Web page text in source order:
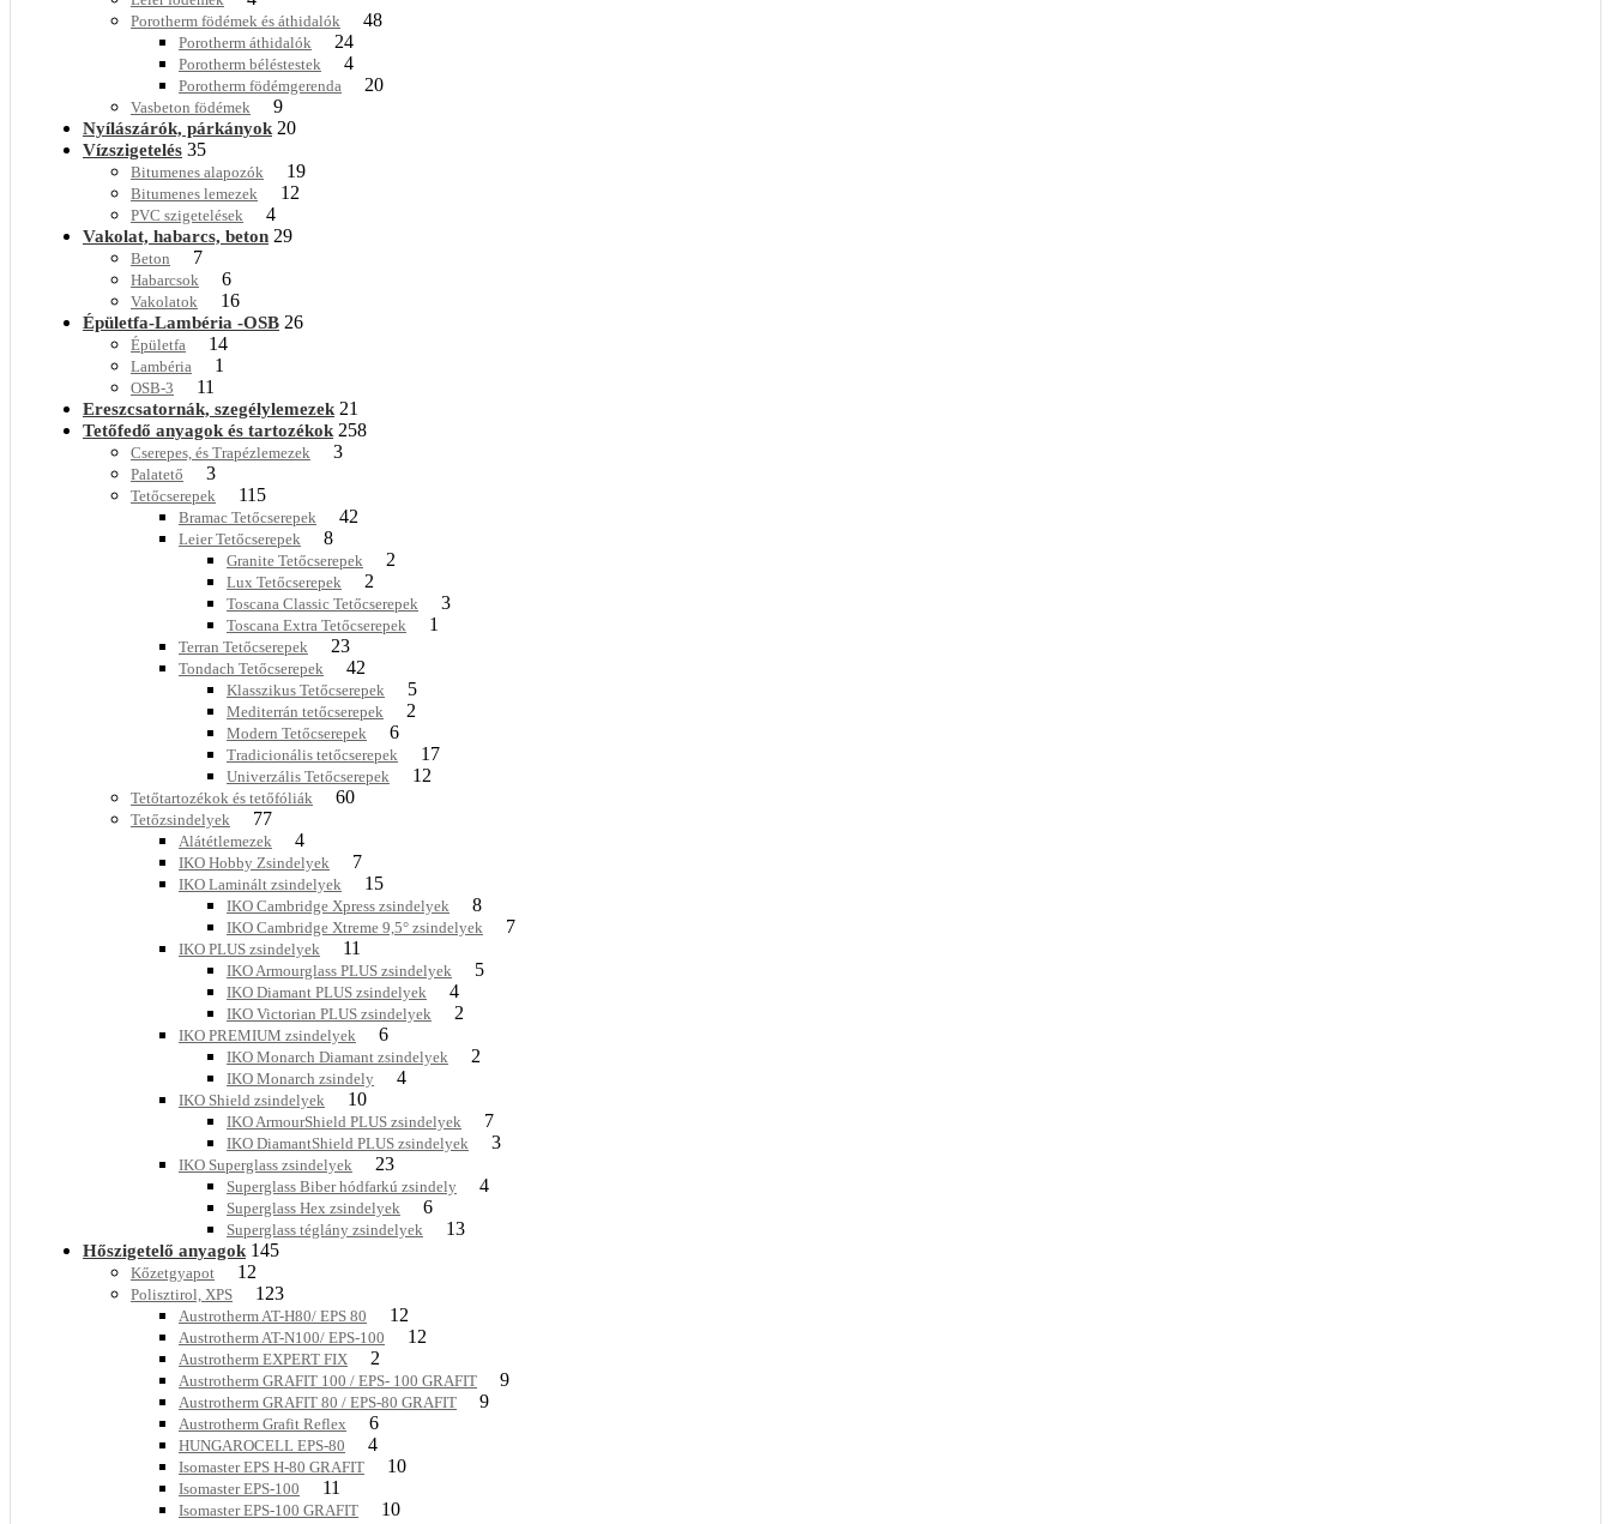
Porotherm födémek és áthidalók 48
Porotherm áthidalók 24
Porotherm béléstestek 4
Porotherm födémgerenda 20
Vasbeton födémek 9
Nyílászárók, párkányok 20
Vízszigetelés 35
Bitumenes alapozók 19
Bitumenes lemezek 12
PVC szigetelések 4
Vakolat, habarcs, beton 29
Beton 7
Habarcsok 6
Vakolatok 16
Épületfa-Lambéria -OSB 26
Épületfa 14
Lambéria 1
OSB-3 11
Ereszcsatornák, szegélylemezek 21
Tetőfedő anyagok és tartozékok 258
Cserepes, és Trapézlemezek 3
Palatető 3
Tetőcserepek 115
Bramac Tetőcserepek 42
Leier Tetőcserepek 8
Granite Tetőcserepek 2
Lux Tetőcserepek 2
Toscana Classic Tetőcserepek 3
Toscana Extra Tetőcserepek 1
Terran Tetőcserepek 23
Tondach Tetőcserepek 42
Klasszikus Tetőcserepek 5
Mediterrán tetőcserepek 2
Modern Tetőcserepek 6
Tradicionális tetőcserepek 17
Univerzális Tetőcserepek 12
Tetőtartozékok és tetőfóliák 60
Tetőzsindelyek 77
Alátétlemezek 4
IKO Hobby Zsindelyek 7
IKO Laminált zsindelyek 15
IKO Cambridge Xpress zsindelyek 8
IKO Cambridge Xtreme 9,5° zsindelyek 7
IKO PLUS zsindelyek 11
IKO Armourglass PLUS zsindelyek 5
IKO Diamant PLUS zsindelyek 4
IKO Victorian PLUS zsindelyek 2
IKO PREMIUM zsindelyek 6
IKO Monarch Diamant zsindelyek 2
IKO Monarch zsindely 4
IKO Shield zsindelyek 10
IKO ArmourShield PLUS zsindelyek 7
IKO DiamantShield PLUS zsindelyek 3
IKO Superglass zsindelyek 23
Superglass Biber hódfarkú zsindely 4
Superglass Hex zsindelyek 6
Superglass téglány zsindelyek 13
Hőszigetelő anyagok 145
Kőzetgyapot 12
Polisztirol, XPS 123
Austrotherm AT-H80/ EPS 80 12
Austrotherm AT-N100/ EPS-100 12
Austrotherm EXPERT FIX 2
Austrotherm GRAFIT 100 / EPS- 100 GRAFIT 9
Austrotherm GRAFIT 80 / EPS-80 GRAFIT 9
Austrotherm Grafit Reflex 6
HUNGAROCELL EPS-80 4
Isomaster EPS H-80 GRAFIT 10
Isomaster EPS-100 11
Isomaster EPS-100 GRAFIT 10